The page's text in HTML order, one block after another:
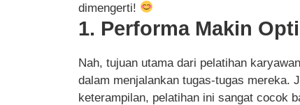
dimengerti!
1. Performa Makin
Nah, tujuan utama dari pelatihan
dalam menjalankan tugas-tugas mereka.
keterampilan, pelatihan ini sangat cocok